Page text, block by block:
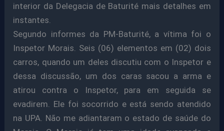
interior da Delegacia de Baturité mais detalhes em
instantes.
Segundo informes da PM-Baturité, a vítima foi o
Inspetor Morais. Seis (06) elementos em (02) dois
carros, quando um deles discutiu com o Inspetor e
dessa discussão, um dos caras sacou a arma e
atirou contra o Inspetor, para em seguida se
evadirem. Ele foi socorrido e está sendo atendido
na UPA. Não me adiantaram o estado de saúde do